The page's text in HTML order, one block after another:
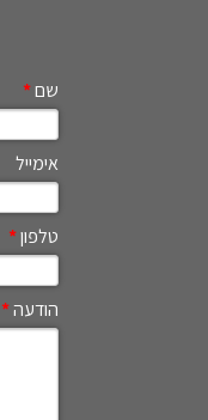
שם*
אימייל
טלפון*
הודעה*